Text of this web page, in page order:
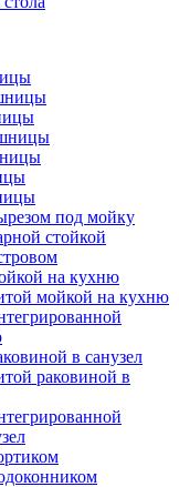
под мойку
стойкой
на кухню
мойкой на кухню
в санузел
раковиной в